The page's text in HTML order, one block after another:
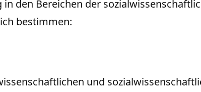
den Bereichen der
bestimmen:
und